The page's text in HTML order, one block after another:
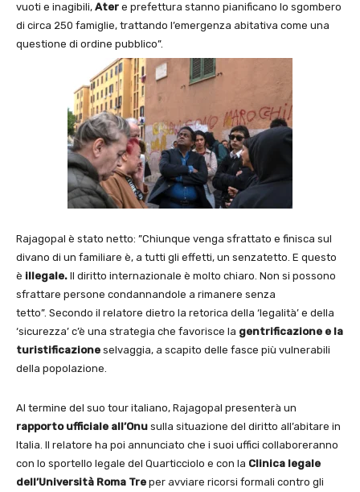
vuoti e inagibili, Ater e prefettura stanno pianificano lo sgombero
di circa 250 famiglie, trattando l’emergenza abitativa come una
questione di ordine pubblico”.
Rajagopal è stato netto: ”Chiunque venga sfrattato e finisca sul
divano di un familiare è, a tutti gli effetti, un senzatetto. E questo
è illegale. Il diritto internazionale è molto chiaro. Non si possono
sfrattare persone condannandole a rimanere senza
tetto”. Secondo il relatore dietro la retorica della ‘legalità’ e della
‘sicurezza’ c’è una strategia che favorisce la gentrificazione e la
turistificazione selvaggia, a scapito delle fasce più vulnerabili
della popolazione.
Al termine del suo tour italiano, Rajagopal presenterà un
rapporto ufficiale all’Onu sulla situazione del diritto all’abitare in
Italia. Il relatore ha poi annunciato che i suoi uffici collaboreranno
con lo sportello legale del Quarticciolo e con la Clinica legale
dell’Università Roma Tre per avviare ricorsi formali contro gli